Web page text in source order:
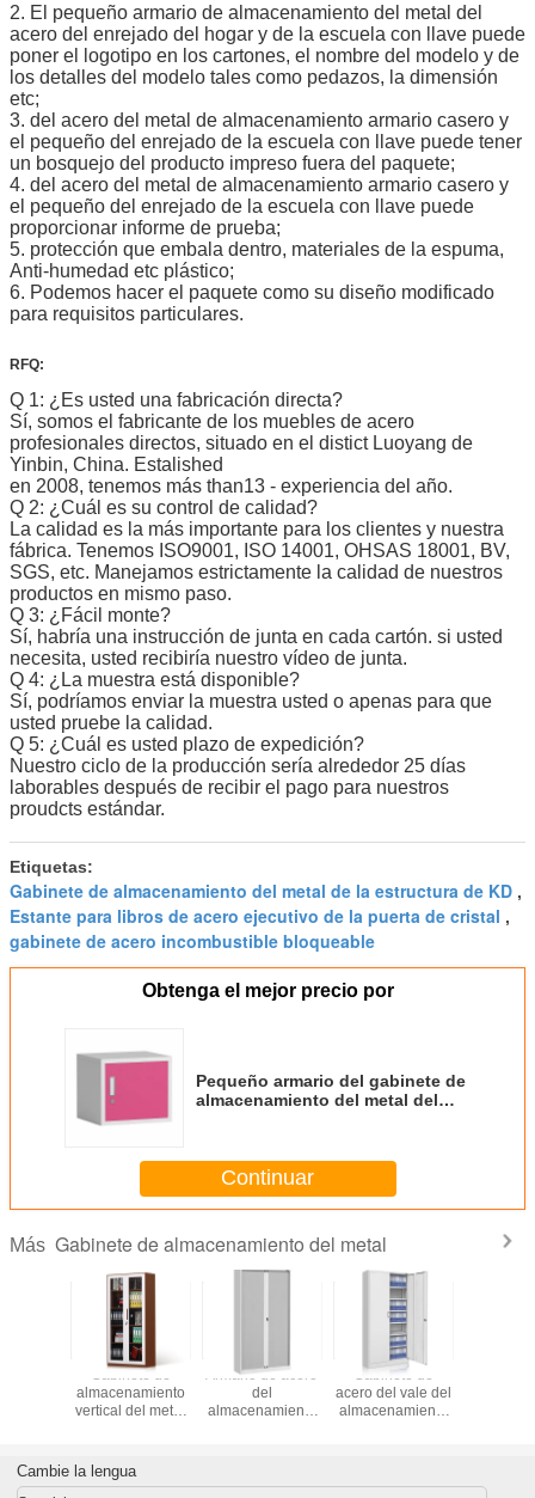
2. El pequeño armario de almacenamiento del metal del
acero del enrejado del hogar y de la escuela con llave puede
poner el logotipo en los cartones, el nombre del modelo y de
los detalles del modelo tales como pedazos, la dimensión
etc;
3. del acero del metal de almacenamiento armario casero y
el pequeño del enrejado de la escuela con llave puede tener
un bosquejo del producto impreso fuera del paquete;
4. del acero del metal de almacenamiento armario casero y
el pequeño del enrejado de la escuela con llave puede
proporcionar informe de prueba;
5. protección que embala dentro, materiales de la espuma,
Anti-humedad etc plástico;
6. Podemos hacer el paquete como su diseño modificado
para requisitos particulares.
RFQ:
Q 1: ¿Es usted una fabricación directa?
Sí, somos el fabricante de los muebles de acero
profesionales directos, situado en el distict Luoyang de
Yinbin, China. Estalished
en 2008, tenemos más than13 - experiencia del año.
Q 2: ¿Cuál es su control de calidad?
La calidad es la más importante para los clientes y nuestra
fábrica. Tenemos ISO9001, ISO 14001, OHSAS 18001, BV,
SGS, etc. Manejamos estrictamente la calidad de nuestros
productos en mismo paso.
Q 3: ¿Fácil monte?
Sí, habría una instrucción de junta en cada cartón. si usted
necesita, usted recibiría nuestro vídeo de junta.
Q 4: ¿La muestra está disponible?
Sí, podríamos enviar la muestra usted o apenas para que
usted pruebe la calidad.
Q 5: ¿Cuál es usted plazo de expedición?
Nuestro ciclo de la producción sería alrededor 25 días
laborables después de recibir el pago para nuestros
proudcts estándar.
Etiquetas:
Gabinete de almacenamiento del metal de la estructura de KD ,
Estante para libros de acero ejecutivo de la puerta de cristal ,
gabinete de acero incombustible bloqueable
Obtenga el mejor precio por
Pequeño armario del gabinete de
almacenamiento del metal del
Continuar
Más Gabinete de almacenamiento del metal
Gabinete de
almacenamiento
vertical del metal
impermeable de
Armario de acero
del
almacenamiento
Gabinete de
acero del vale del
almacenamiento
Cambie la lengua